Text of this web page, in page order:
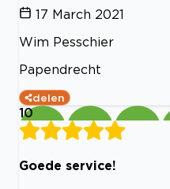
17 March 2021
Wim Pesschier
Papendrecht
delen
10
Goede service!